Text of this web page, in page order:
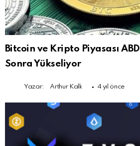
Bitcoin ve Kripto Piyasası
Sonra Yükseliyor
Yazar: Arthur Kalk 4 yıl önce